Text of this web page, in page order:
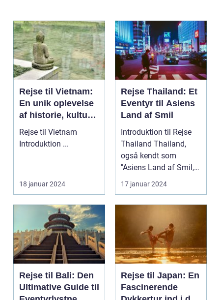
Rejse til Vietnam:
En unik oplevelse
af historie, kultur
og naturskønhed
Rejse til Vietnam
Introduktion ...
18 januar 2024
Rejse Thailand: Et
Eventyr til Asiens
Land af Smil
Introduktion til Rejse
Thailand Thailand,
også kendt som
"Asiens Land af Smil,"
er en destination m...
17 januar 2024
Rejse til Bali: Den
Ultimative Guide til
Rejse til Japan: En
Fascinerende